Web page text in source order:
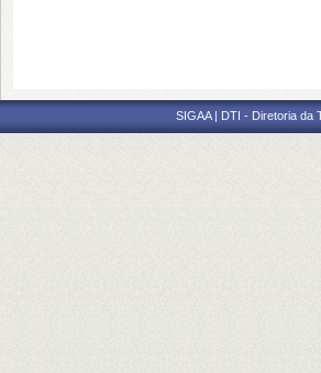
SIGAA | DTI - Diretoria da